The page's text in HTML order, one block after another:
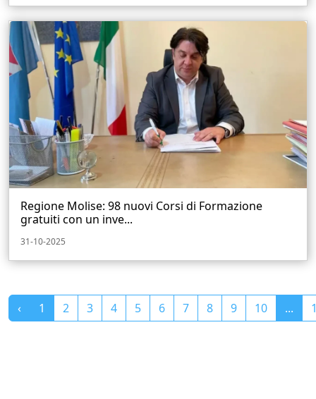
Regione Molise: 98 nuovi Corsi di Formazione
gratuiti con un inve...
31-10-2025
‹ 1 2 3 4 5 6 7 8 9 10 ...